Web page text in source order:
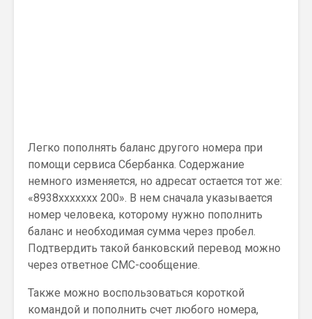
Легко пополнять баланс другого номера при
помощи сервиса Сбербанка. Содержание
немного изменяется, но адресат остается тот же:
«8938ххххххх 200». В нем сначала указывается
номер человека, которому нужно пополнить
баланс и необходимая сумма через пробел.
Подтвердить такой банковский перевод можно
через ответное СМС-сообщение.
Также можно воспользоваться короткой
командой и пополнить счет любого номера,